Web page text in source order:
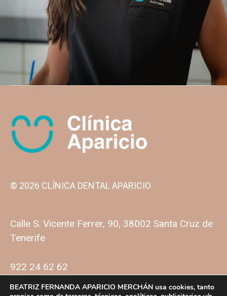
© 2026 CLÍNICA DENTAL APARICIO
Calle S. Vicente Ferrer, 90, 38002 Santa Cruz de
Tenerife
922 24 62 62
BEATRIZ FERNANDA APARICIO MERCHÁN usa cookies, tanto